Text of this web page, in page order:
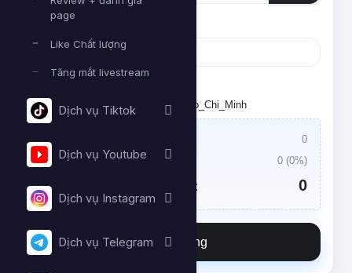
page
Like Chất lượng
Tăng mắt livestream
Dịch vụ Tiktok
Dịch vụ Youtube
Dịch vụ Instagram
Dịch vụ Telegram
Số lượng
Tối thiểu:- Tối đa:
Đặt lịch chạy. Múi giờ: Asia/Ho_Chi_Minh
Giá trị đơn hàng:
0
Thuế VAT:
0 (0%)
Tổng tiền cần thanh toán: 0
Đặt hàng